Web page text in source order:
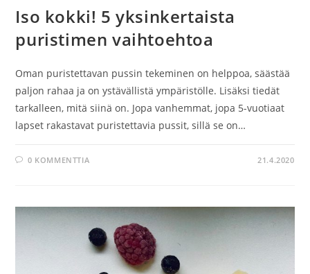
Iso kokki! 5 yksinkertaista
puristimen vaihtoehtoa
Oman puristettavan pussin tekeminen on helppoa, säästää
paljon rahaa ja on ystävällistä ympäristölle. Lisäksi tiedät
tarkalleen, mitä siinä on. Jopa vanhemmat, jopa 5-vuotiaat
lapset rakastavat puristettavia pussit, sillä se on…
0 KOMMENTTIA 21.4.2020